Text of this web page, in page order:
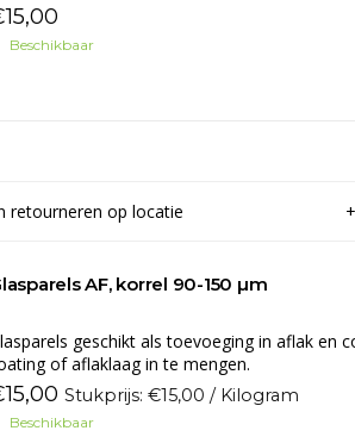
Beschikbaar
retourneren op locatie
AF, korrel 90-150 µm
geschikt als toevoeging in aflak en
of aflaklaag in te mengen.
Stukprijs: €15,00 / Kilogram
Beschikbaar